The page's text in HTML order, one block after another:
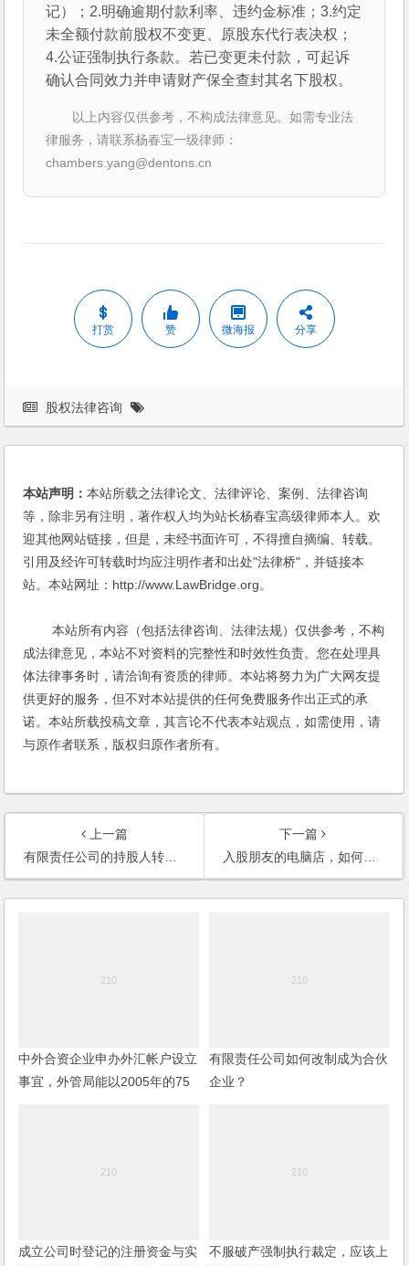
记）；2.明确逾期付款利率、违约金标准；3.约定
未全额付款前股权不变更、原股东代行表决权；
4.公证强制执行条款。若已变更未付款，可起诉
确认合同效力并申请财产保全查封其名下股权。
以上内容仅供参考，不构成法律意见。如需专业法
律服务，请联系杨春宝一级律师：
chambers.yang@dentons.cn
打赏 赞 微海报 分享
股权法律咨询
本站声明：本站所载之法律论文、法律评论、案例、法律咨询
等，除非另有注明，著作权人均为站长杨春宝高级律师本人。欢
迎其他网站链接，但是，未经书面许可，不得擅自摘编、转载。
引用及经许可转载时均应注明作者和出处"法律桥"，并链接本
站。本站网址：http://www.LawBridge.org。
本站所有内容（包括法律咨询、法律法规）仅供参考，不构
成法律意见，本站不对资料的完整性和时效性负责。您在处理具
体法律事务时，请洽询有资质的律师。本站将努力为广大网友提
供更好的服务，但不对本站提供的任何免费服务作出正式的承
诺。本站所载投稿文章，其言论不代表本站观点，如需使用，请
与原作者联系，版权归原作者所有。
上一篇
有限责任公司的持股人转让公司的股份，如何计算转让价？
下一篇
入股朋友的电脑店，如何评定电脑店的资产？如何确定“无形资产”的价值？
中外合资企业申办外汇帐户设立
事宜，外管局能以2005年的75
有限责任公司如何改制成为合伙
企业？
成立公司时登记的注册资金与实
不服破产强制执行裁定，应该上